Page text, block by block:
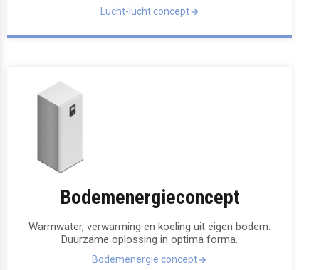
Lucht-lucht concept
Bodemenergieconcept
Warmwater, verwarming en koeling uit eigen bodem.
Duurzame oplossing in optima forma.
Bodemenergie concept